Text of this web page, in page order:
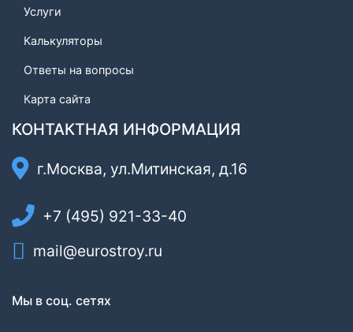
Услуги
Калькуляторы
Ответы на вопросы
Карта сайта
КОНТАКТНАЯ ИНФОРМАЦИЯ
г.Москва, ул.Митинская, д.16
+7 (495) 921-33-40
mail@eurostroy.ru
Мы в соц. сетях